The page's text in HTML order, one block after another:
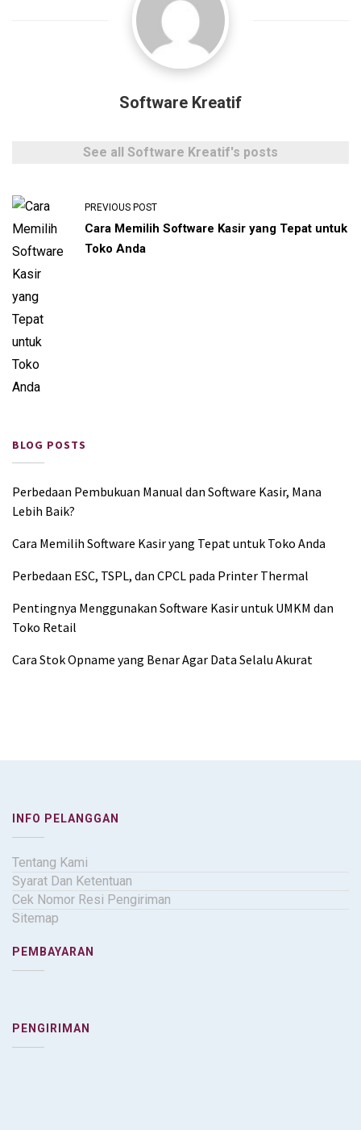
Software Kreatif
See all Software Kreatif's posts
PREVIOUS POST
Cara Memilih Software Kasir yang Tepat untuk
Toko Anda
BLOG POSTS
Perbedaan Pembukuan Manual dan Software Kasir, Mana
Lebih Baik?
Cara Memilih Software Kasir yang Tepat untuk Toko Anda
Perbedaan ESC, TSPL, dan CPCL pada Printer Thermal
Pentingnya Menggunakan Software Kasir untuk UMKM dan
Toko Retail
Cara Stok Opname yang Benar Agar Data Selalu Akurat
INFO PELANGGAN
Tentang Kami
Syarat Dan Ketentuan
Cek Nomor Resi Pengiriman
Sitemap
PEMBAYARAN
PENGIRIMAN